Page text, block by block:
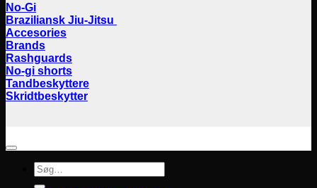
No-Gi
Braziliansk Jiu-Jitsu
Accesories
Brands
Rashguards
No-gi shorts
Tandbeskyttere
Skridtbeskytter
Søg
efter: